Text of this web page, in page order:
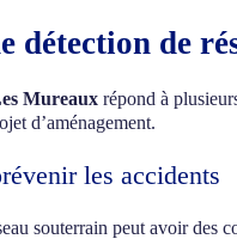
détection de
Mureaux répond à
d’aménagement.
les accidents
souterrain peut avoir